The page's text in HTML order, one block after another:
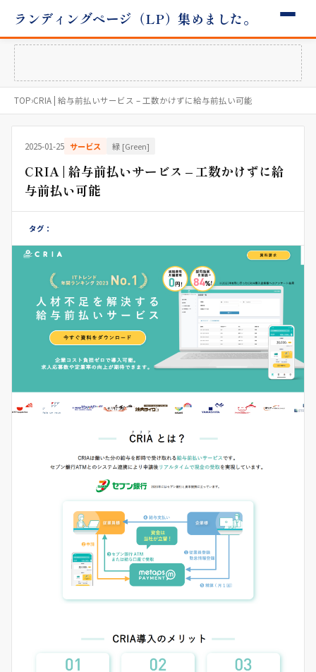
ランディングページ（LP）集めました。
TOP›CRIA | 給与前払いサービス – 工数かけずに給与前払い可能
2025-01-25 サービス 緑 [Green]
CRIA | 給与前払いサービス – 工数かけずに給
与前払い可能
タグ：